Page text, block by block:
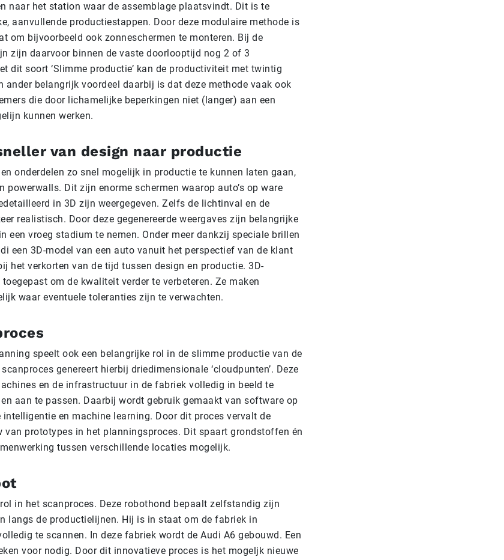
naar het station waar de assemblage plaatsvindt. Dit is te
aanvullende productiestappen. Door deze modulaire methode is
om bijvoorbeeld ook zonneschermen te monteren. Bij de
zijn daarvoor binnen de vaste doorlooptijd nog 2 of 3
dit soort ‘Slimme productie’ kan de productiviteit met twintig
ander belangrijk voordeel daarbij is dat deze methode vaak ook
die door lichamelijke beperkingen niet (langer) aan een
kunnen werken.
van design naar productie
onderdelen zo snel mogelijk in productie te kunnen laten gaan,
powerwalls. Dit zijn enorme schermen waarop auto’s op ware
in 3D zijn weergegeven. Zelfs de lichtinval en de
realistisch. Door deze gegenereerde weergaves zijn belangrijke
een vroeg stadium te nemen. Onder meer dankzij speciale brillen
een 3D-model van een auto vanuit het perspectief van de klant
het verkorten van de tijd tussen design en productie. 3D-
om de kwaliteit verder te verbeteren. Ze maken
waar eventuele toleranties zijn te verwachten.
speelt ook een belangrijke rol in de slimme productie van de
genereert hierbij driedimensionale ‘cloudpunten’. Deze
en de infrastructuur in de fabriek volledig in beeld te
aan te passen. Daarbij wordt gebruik gemaakt van software op
en machine learning. Door dit proces vervalt de
van prototypes in het planningsproces. Dit spaart grondstoffen én
tussen verschillende locaties mogelijk.
in het scanproces. Deze robothond bepaalt zelfstandig zijn
langs de productielijnen. Hij is in staat om de fabriek in
te scannen. In deze fabriek wordt de Audi A6 gebouwd. Een
voor nodig. Door dit innovatieve proces is het mogeljk nieuwe